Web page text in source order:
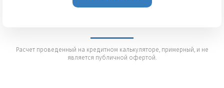
Расчет проведенный на кредитном калькуляторе, примерный, и не
является публичной офертой.